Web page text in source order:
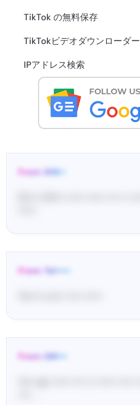
TikTok の無料保存
TikTokビデオダウンローダー
IPアドレス検索
From: SHE••
From: Tel•••••
From: GRI•••